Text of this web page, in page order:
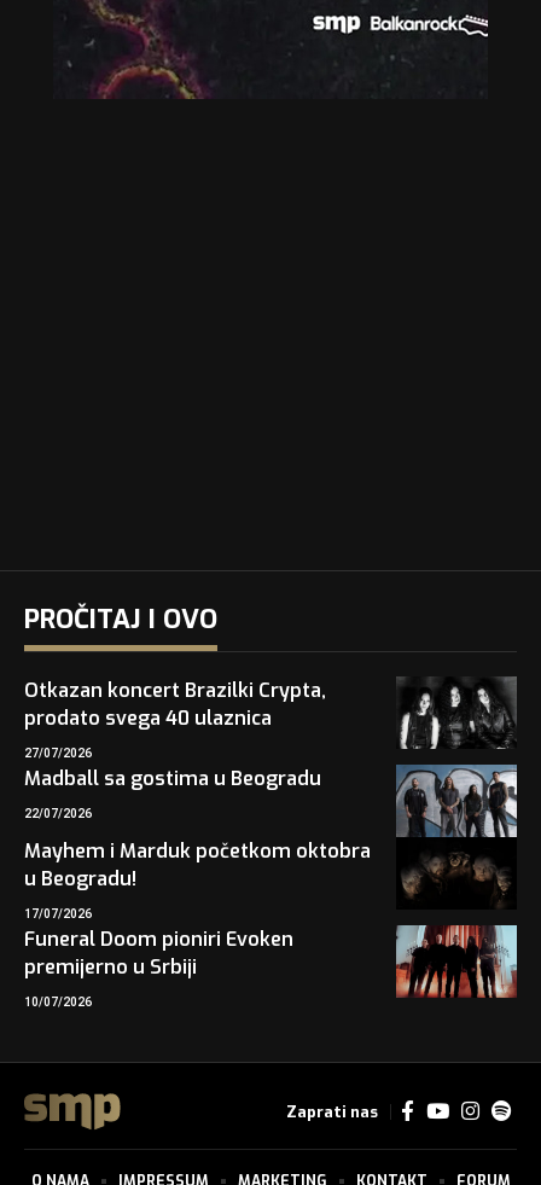
PROČITAJ I OVO
Otkazan koncert Brazilki Crypta,
prodato svega 40 ulaznica
27/07/2026
Madball sa gostima u Beogradu
22/07/2026
Mayhem i Marduk početkom oktobra
u Beogradu!
17/07/2026
Funeral Doom pioniri Evoken
premijerno u Srbiji
10/07/2026
Zaprati nas
O NAMA IMPRESSUM MARKETING KONTAKT FORUM